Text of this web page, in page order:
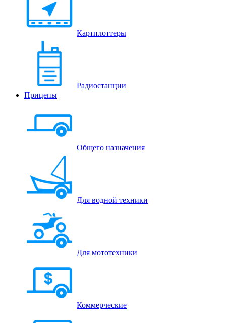
Картплоттеры
Радиостанции
Прицепы
Общего назначения
Для водной техники
Для мототехники
Коммерческие